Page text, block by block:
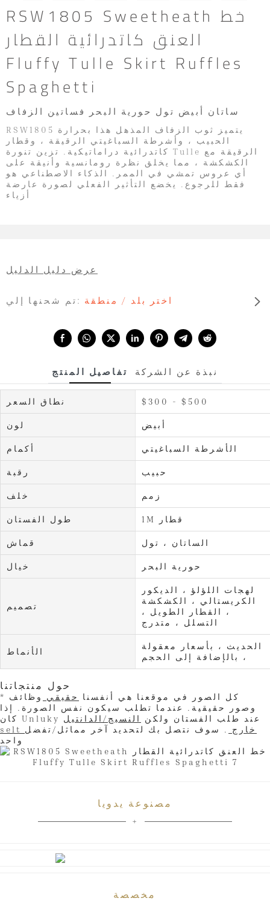
RSW1805 Sweetheath خط
العنق كاتدرائية القطار
Fluffy Tulle Skirt Ruffles
Spaghetti
ساتان أبيض تول حورية البحر فساتين الزفاف
RSW1805 يتميز ثوب الزفاف المذهل هذا بحرارة
الحبيب ، وأشرطة السباغيتي الرقيقة ، وقطار
كاتدرائية دراماتيكية. تزين تنورة Tulle الرقيقة مع
الكشكشة ، مما يخلق نظرة رومانسية وأنيقة على
أي عروس تمشي في الممر. الذكاء الاصطناعي هو
فقط للرجوع. يخضع التأثير الفعلي لصورة عارضة
أزياء
تم شحنها إلي: اختر بلد / منطقة
عرض دليل الدليل
تفاصيل المنتج نبذة عن الشركة
نطاق السعر $300 - $500
لون أبيض
أكمام الأشرطة السباغيتي
رقبة حبيب
خلف زمم
طول الفستان 1M قطار
قماش الساتان ، تول
خيال حورية البحر
تصميم
لهجات اللؤلؤ ، الديكور
الكريستالي ، الكشكشة
، القطار الطويل ،
التسلل ، متدرج
الأنماط
الحديث ، بأسعار معقولة
، بالإضافة إلى الحجم
حول منتجاتنا
* كل الصور في موقعنا هي أنفسنا حقيقي
وظائف
وصور حقيقية. عندما تطلب سيكون نفس الصورة. إذا
كان Unluky عند طلب الفستان ولكن
النسيج/الدانتيل
selt خارج
. سوف نتصل بك لتحديد آخر مماثل/تفضل
مصنوعة يدويا
مخصصة